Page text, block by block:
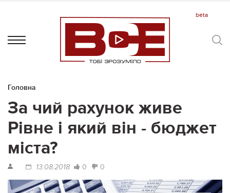
Головна
За чий рахунок живе
Рівне і який він - бюджет
міста?
13.08.2018 0 0